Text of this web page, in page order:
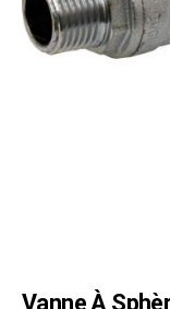
Vanne À